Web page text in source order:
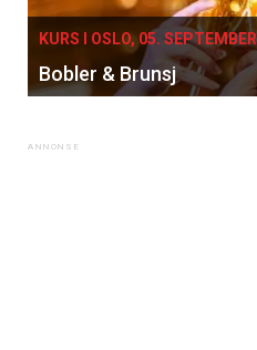
Få ukentlige
KURS I OSLO, 05. SEPTEMBER
Bobler & Brunsj